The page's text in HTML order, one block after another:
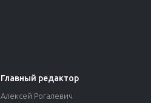
Главный редактор
Алексей Рогалевич